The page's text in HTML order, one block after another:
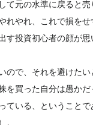
て元の水準に戻ると売
れやれ、これで損を
す投資初心者の顔が思
ので、それを避けたい
を買った自分は愚か
ている、ということ
。